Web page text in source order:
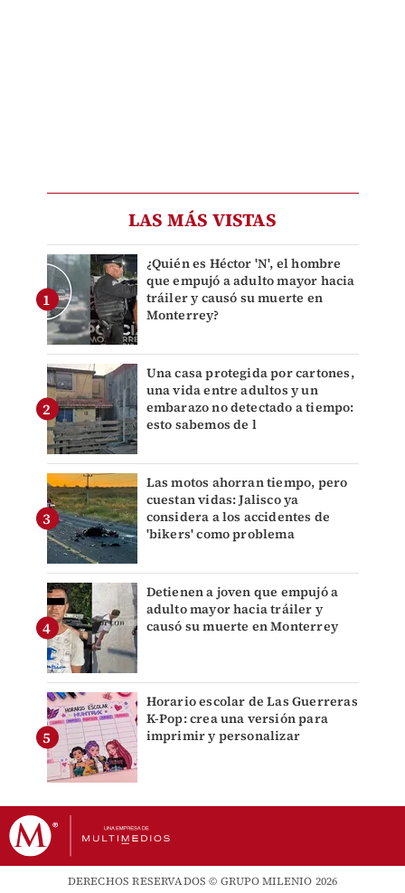
LAS MÁS VISTAS
¿Quién es Héctor 'N', el hombre
que empujó a adulto mayor hacia
tráiler y causó su muerte en
Monterrey?
Una casa protegida por cartones,
una vida entre adultos y un
embarazo no detectado a tiempo:
esto sabemos de l
Las motos ahorran tiempo, pero
cuestan vidas: Jalisco ya
considera a los accidentes de
'bikers' como problema
Detienen a joven que empujó a
adulto mayor hacia tráiler y
causó su muerte en Monterrey
Horario escolar de Las Guerreras
K-Pop: crea una versión para
imprimir y personalizar
DERECHOS RESERVADOS © GRUPO MILENIO 2026